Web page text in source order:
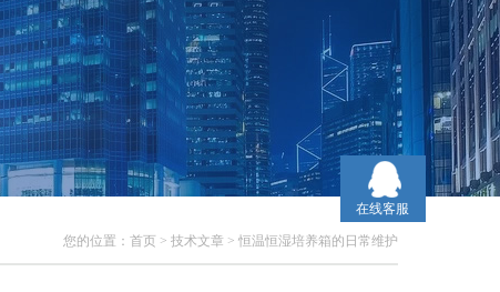
您的位置： 首页 > 技术文章 > 恒温恒湿培养箱的日常维护
在线客服